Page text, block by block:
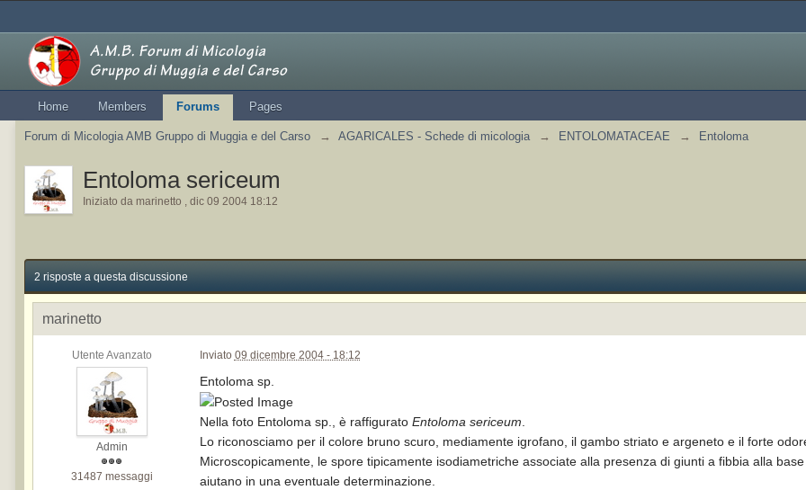
Home Members Forums Pages
Forum di Micologia AMB Gruppo di Muggia e del Carso → AGARICALES - Schede di micologia → ENTOLOMATACEAE → Entoloma
Entoloma sericeum
Iniziato da marinetto , dic 09 2004 18:12
2 risposte a questa discussione
marinetto
Utente Avanzato
Admin
31487 messaggi
Inviato 09 dicembre 2004 - 18:12
Entoloma sp.
Nella foto Entoloma sp., è raffigurato Entoloma sericeum.
Lo riconosciamo per il colore bruno scuro, mediamente igrofano, il gambo striato e argeneto e il forte
Microscopicamente, le spore tipicamente isodiametriche associate alla presenza di giunti a fibbia alla
aiutano in una eventuale determinazione.